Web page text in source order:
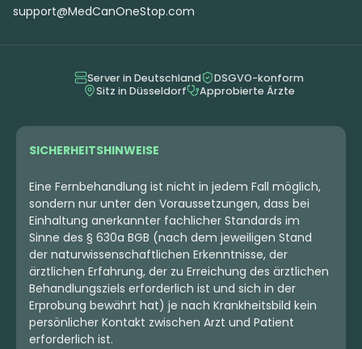
support@MedCanOneStop.com
Server in Deutschland
DSGVO-konform
Sitz in Düsseldorf
Approbierte Ärzte
SICHERHEITSHINWEISE
Eine Fernbehandlung ist nicht in jedem Fall möglich,
sondern nur unter den Voraussetzungen, dass bei
Einhaltung anerkannter fachlicher Standards im
Sinne des § 630a BGB (nach dem jeweiligen Stand
der naturwissenschaftlichen Erkenntnisse, der
ärztlichen Erfahrung, der zu Erreichung des ärztlichen
Behandlungsziels erforderlich ist und sich in der
Erprobung bewährt hat) je nach Krankheitsbild kein
persönlicher Kontakt zwischen Arzt und Patient
erforderlich ist.